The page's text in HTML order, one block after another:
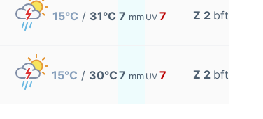
15°C / 31°C 7 mm UV 7 Z 2 bft
15°C / 30°C7 mm UV 7 Z 2 bft